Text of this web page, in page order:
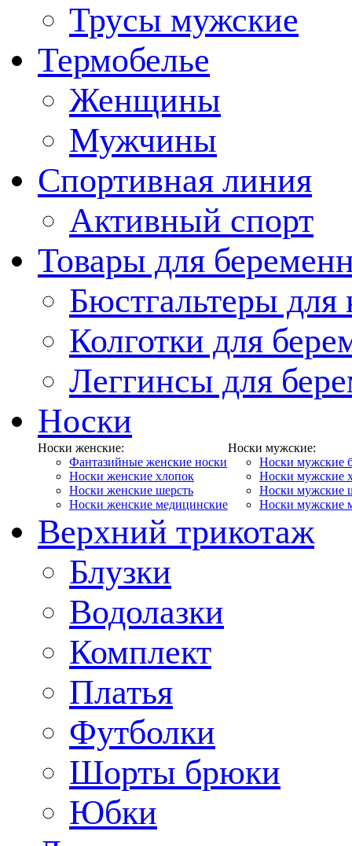
Трусы мужские
Термобелье
Женщины
Мужчины
Спортивная линия
Активный спорт
Товары для
Бюстгальтеры
Колготки для
Леггинсы для
Носки
Носки женские:
Фантазийные женские носки
Носки женские хлопок
Носки женские шерсть
Носки женские медицинские
Носки мужские:
Носки мужские
Носки мужские
Носки мужские
Носки мужские
Верхний трикотаж
Блузки
Водолазки
Комплект
Платья
Футболки
Шорты брюки
Юбки